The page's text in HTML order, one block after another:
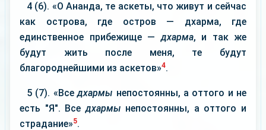
4 (6). «О Ананда, те аскеты, что живут и сейчас
как острова, где остров — дхарма, где
единственное прибежище —дхарма, и так же
будут жить после меня, те будут
благороднейшими из аскетов»4.
5 (7). «Вседхармы непостоянны, а оттого и не
есть "Я". Вседхармы непостоянны, а оттого и
страдание»5.